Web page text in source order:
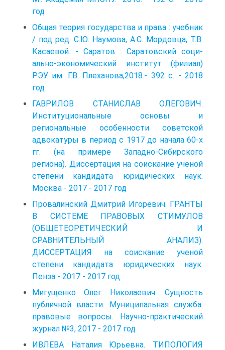
год
Общая теория государства и права : учебник
/ под ред. С.Ю. Наумова, А.С. Мордовца, Т.В.
Касаевой. - Саратов : Саратовский соци­
ально-экономический институт (филиал)
РЭУ им. Г.В. Плеханова,2018.- 392 с. - 2018
год
ГАВРИЛОВ СТАНИСЛАВ ОЛЕГОВИЧ.
Институциональные основы и
региональные особенности советской
адвокатуры в период с 1917 до начала 60-х
гг. (на примере Западно-Сибирского
региона). Диссертация на соискание ученой
степени кандидата юридических наук.
Москва - 2017 - 2017 год
Провалинский Дмитрий Игоревич. ГРАНТЫ
В СИСТЕМЕ ПРАВОВЫХ СТИМУЛОВ
(ОБЩЕТЕОРЕТИЧЕСКИЙ И
СРАВНИТЕЛЬНЫЙ АНАЛИЗ).
ДИССЕРТАЦИЯ на соискание ученой
степени кандидата юридических наук.
Пенза - 2017 - 2017 год
Мигущенко Олег Николаевич. Сущность
публичной власти. Муниципальная служба:
правовые вопросы. Научно-практический
журнал №3, 2017 - 2017 год
ИВЛЕВА Наталия Юрьевна. ТИПОЛОГИЯ